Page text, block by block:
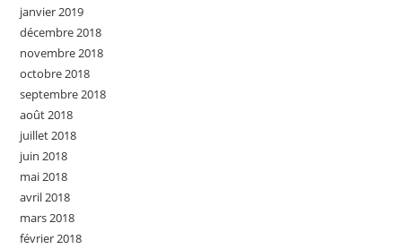
janvier 2019
décembre 2018
novembre 2018
octobre 2018
septembre 2018
août 2018
juillet 2018
juin 2018
mai 2018
avril 2018
mars 2018
février 2018